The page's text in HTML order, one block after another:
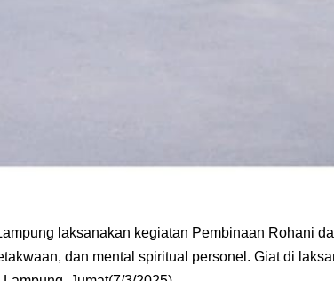
laksanakan kegiatan Pembinaan Rohani
dan mental spiritual personel. Giat di